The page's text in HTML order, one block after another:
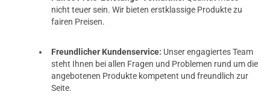
nicht teuer sein. Wir bieten erstklassige Produkte zu
fairen Preisen.
Freundlicher Kundenservice: Unser engagiertes Team
steht Ihnen bei allen Fragen und Problemen rund um die
angebotenen Produkte kompetent und freundlich zur
Seite.